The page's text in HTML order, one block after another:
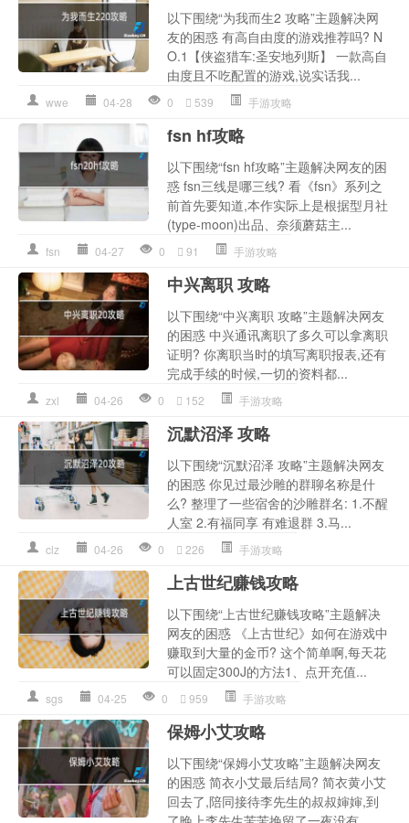
以下围绕“为我而生2 攻略”主题解决网
友的困惑 有高自由度的游戏推荐吗? N
O.1【侠盗猎车:圣安地列斯】 一款高自
由度且不吃配置的游戏,说实话我...
wwe 04-28 0 539 手游攻略
fsn hf攻略
以下围绕“fsn hf攻略”主题解决网友的困
惑 fsn三线是哪三线? 看《fsn》系列之
前首先要知道,本作实际上是根据型月社
(type-moon)出品、奈须蘑菇主...
fsn 04-27 0 91 手游攻略
中兴离职 攻略
以下围绕“中兴离职 攻略”主题解决网友
的困惑 中兴通讯离职了多久可以拿离职
证明? 你离职当时的填写离职报表,还有
完成手续的时候,一切的资料都...
zxl 04-26 0 152 手游攻略
沉默沼泽 攻略
以下围绕“沉默沼泽 攻略”主题解决网友
的困惑 你见过最沙雕的群聊名称是什
么? 整理了一些宿舍的沙雕群名: 1.不醒
人室 2.有福同享 有难退群 3.马...
clz 04-26 0 226 手游攻略
上古世纪赚钱攻略
以下围绕“上古世纪赚钱攻略”主题解决
网友的困惑 《上古世纪》如何在游戏中
赚取到大量的金币? 这个简单啊,每天花
可以固定300J的方法1、点开充值...
sgs 04-25 0 959 手游攻略
保姆小艾攻略
以下围绕“保姆小艾攻略”主题解决网友
的困惑 简衣小艾最后结局? 简衣黄小艾
回去了,陪同接待李先生的叔叔婶婶,到